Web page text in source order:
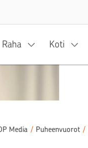
Raha Koti
Media / Puheenvuorot /